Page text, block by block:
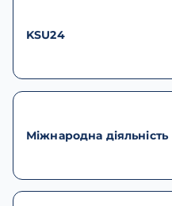
KSU24
Міжнародна діяльність